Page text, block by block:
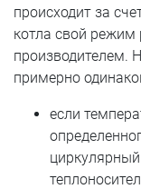
происходит за
котла свой
производителем.
примерно
если